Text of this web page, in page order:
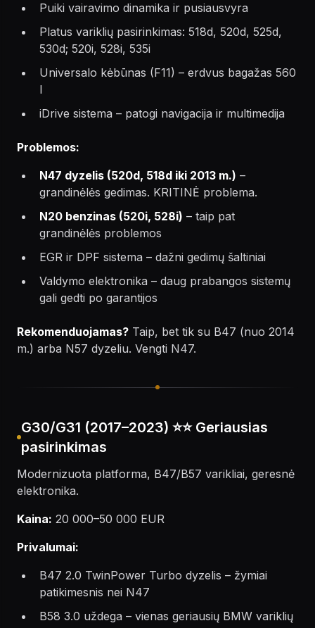
Puiki vairavimo dinamika ir pusiausvyra
Platus variklių pasirinkimas: 518d, 520d, 525d,
530d; 520i, 528i, 535i
Universalo kėbūnas (F11) – erdvus bagažas 560
l
iDrive sistema – patogi navigacija ir multimedija
Problemos:
N47 dyzelis (520d, 518d iki 2013 m.) –
grandinėlės gedimas. KRITINĖ problema.
N20 benzinas (520i, 528i) – taip pat
grandinėlės problemos
EGR ir DPF sistema – dažni gedimų šaltiniai
Valdymo elektronika – daug prabangos sistemų
gali gedti po garantijos
Rekomenduojamas? Taip, bet tik su B47 (nuo 2014
m.) arba N57 dyzeliu. Vengti N47.
G30/G31 (2017–2023) ⭐⭐ Geriausias
pasirinkimas
Modernizuota platforma, B47/B57 varikliai, geresnė
elektronika.
Kaina: 20 000–50 000 EUR
Privalumai:
B47 2.0 TwinPower Turbo dyzelis – žymiai
patikimesnis nei N47
B58 3.0 uždega – vienas geriausių BMW variklių